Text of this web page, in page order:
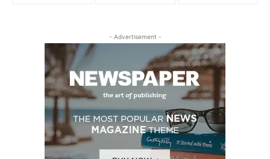
- Advertisement -